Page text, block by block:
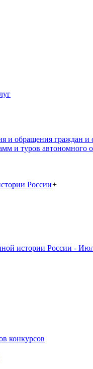
и обращения граждан и
и туров автономного
России+
истории России -
конкурсов